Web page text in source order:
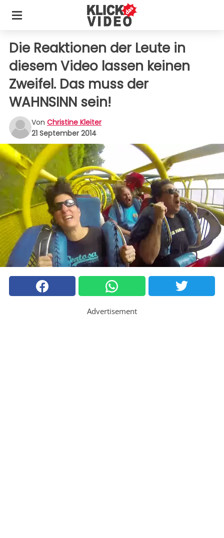
Die Reaktionen der Leute in
diesem Video lassen keinen
Zweifel. Das muss der
WAHNSINN sein!
Von Christine Kleiter
21 September 2014
Advertisement